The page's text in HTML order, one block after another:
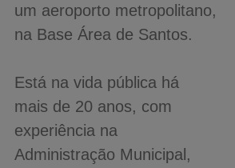
um aeroporto metropolitano,
na Base Área de Santos.
Está na vida pública há
mais de 20 anos, com
experiência na
Administração Municipal,